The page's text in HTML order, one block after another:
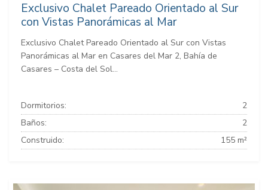
Exclusivo Chalet Pareado Orientado al Sur
con Vistas Panorámicas al Mar
Exclusivo Chalet Pareado Orientado al Sur con Vistas
Panorámicas al Mar en Casares del Mar 2, Bahía de
Casares – Costa del Sol...
Dormitorios:
2
Baños:
2
Construido:
155 m²